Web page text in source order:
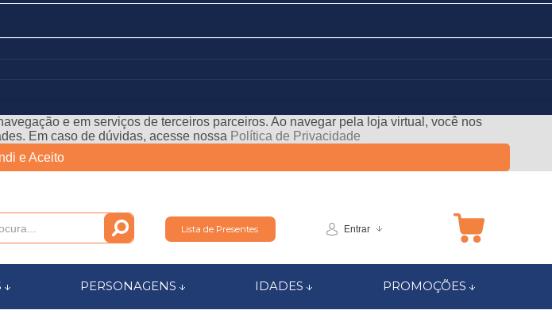
e em serviços de terceiros parceiros. Ao navegar pela loja virtual, você nos
Em caso de dúvidas, acesse nossa Política de Privacidade
e Aceito
Lista de Presentes Entrar
PERSONAGENS IDADES PROMOÇÕES